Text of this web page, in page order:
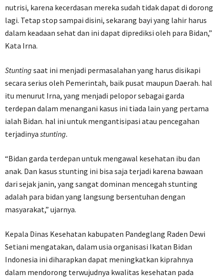
nutrisi, karena kecerdasan mereka sudah tidak dapat di dorong
lagi. Tetap stop sampai disini, sekarang bayi yang lahir harus
dalam keadaan sehat dan ini dapat diprediksi oleh para Bidan,”
Kata Irna.
Stunting saat ini menjadi permasalahan yang harus disikapi
secara serius oleh Pemerintah, baik pusat maupun Daerah. hal
itu menurut Irna, yang menjadi pelopor sebagai garda
terdepan dalam menangani kasus ini tiada lain yang pertama
ialah Bidan. hal ini untuk mengantisipasi atau pencegahan
terjadinya stunting.
“Bidan garda terdepan untuk mengawal kesehatan ibu dan
anak. Dan kasus stunting ini bisa saja terjadi karena bawaan
dari sejak janin, yang sangat dominan mencegah stunting
adalah para bidan yang langsung bersentuhan dengan
masyarakat,” ujarnya.
Kepala Dinas Kesehatan kabupaten Pandeglang Raden Dewi
Setiani mengatakan, dalam usia organisasi Ikatan Bidan
Indonesia ini diharapkan dapat meningkatkan kiprahnya
dalam mendorong terwujudnya kwalitas kesehatan pada